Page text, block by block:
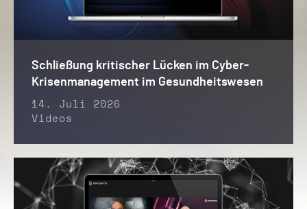
Schließung kritischer Lücken im Cyber-
Krisenmanagement im Gesundheitswesen
14. Juli 2026
Videos